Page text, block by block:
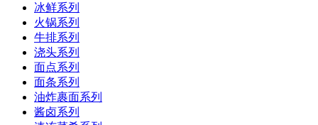
冰鲜系列
火锅系列
牛排系列
浇头系列
面点系列
面条系列
油炸裹面系列
酱卤系列